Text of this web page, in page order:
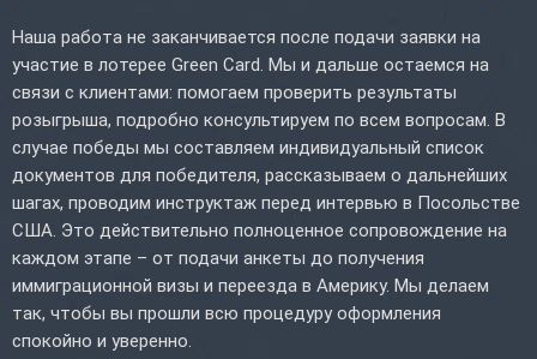
Наша работа не заканчивается после подачи заявки на
участие в лотерее Green Card. Мы и дальше остаемся на
связи с клиентами: помогаем проверить результаты
розыгрыша, подробно консультируем по всем вопросам. В
случае победы мы составляем индивидуальный список
документов для победителя, рассказываем о дальнейших
шагах, проводим инструктаж перед интервью в Посольстве
США. Это действительно полноценное сопровождение на
каждом этапе – от подачи анкеты до получения
иммиграционной визы и переезда в Америку. Мы делаем
так, чтобы вы прошли всю процедуру оформления
спокойно и уверенно.